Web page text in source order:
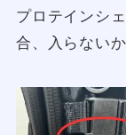
プロテインシ
合、入らない